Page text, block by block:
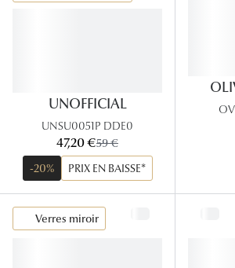
UNOFFICIAL
UNSU0051P DDE0
maintenant:
47,20 €ancien prix:
59 €
-20%
PRIX EN BAISSE*
Verres miroir